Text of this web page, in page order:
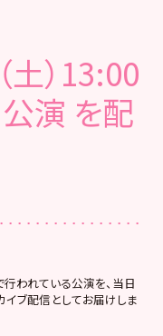
）13:00
公演 を配
行われている公演を、当日
ブ配信としてお届けしま